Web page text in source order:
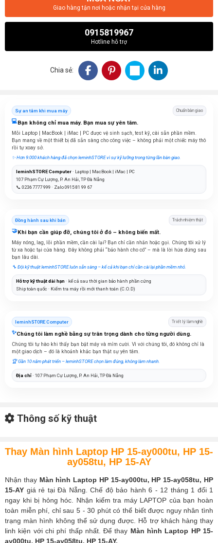
Giao hàng tận nơi hoặc nhận tại cửa hàng
0915819967
Hotline hỗ trợ
Chia sẻ:
Sự an tâm khi mua máy Chuẩn bàn giao
💻Bạn không chỉ mua máy. Bạn mua sự yên tâm.
Mỗi Laptop | MacBook | iMac | PC được vệ sinh sạch, test kỹ, cài sẵn phần mềm.
Bạn mang về một thiết bị đã sẵn sàng cho công việc – không phải một chiếc máy thô
rồi tự xoay sở.
✨ Hơn 9.000 khách hàng đã chọn leminhSTORE vì sự kỹ lưỡng trong từng lần bàn giao.
leminhSTORE Computer· Laptop | MacBook | iMac | PC
107 Phạm Cự Lượng, P. An Hải, TP Đà Nẵng
📞 0236 7777 999 · Zalo 0915 81 99 67
Đồng hành sau khi bán Trách nhiệm thật
🤝Khi bạn cần giúp đỡ, chúng tôi ở đó – không biến mất.
Máy nóng, lag, lỗi phần mềm, cần cài lại? Bạn chỉ cần nhắn hoặc gọi. Chúng tôi xử lý
từ xa hoặc tại cửa hàng. Đây không phải “bảo hành cho có” – mà là lời hứa đứng sau
bạn lâu dài.
🔧 Đội kỹ thuật leminhSTORE luôn sẵn sàng – kể cả khi bạn chỉ cần cài lại phần mềm nhỏ.
Hỗ trợ kỹ thuật dài hạn · kể cả sau thời gian bảo hành phần cứng
Ship toàn quốc · Kiểm tra máy rồi mới thanh toán (C.O.D)
leminhSTORE Computer Triết lý làm nghề
✨Chúng tôi làm nghề bằng sự trân trọng dành cho từng người dùng.
Chúng tôi tự hào khi thấy bạn bật máy và mỉm cười. Vì với chúng tôi, đó không chỉ là
một giao dịch – đó là khoảnh khắc bạn thật sự yên tâm.
🏆 Gần 10 năm phát triển – leminhSTORE chọn làm đúng, không làm nhanh.
Địa chỉ· 107 Phạm Cự Lượng, P. An Hải, TP Đà Nẵng
Thay Màn hình Laptop HP 15-ay000tu, HP 15-
ay058tu, HP 15-AY
Nhận thay Màn hình Laptop HP 15-ay000tu, HP 15-ay058tu, HP
15-AY giá rẻ tại Đà Nẵng. Chế độ bảo hành 6 - 12 tháng 1 đổi 1
ngay khi bị hỏng hóc. Nhận kiểm tra máy LAPTOP của bạn hoàn
toàn miễn phí, chỉ sau 5 - 30 phút có thể biết được nguy nhân tình
trạng màn hình không thể sử dụng được. Hỗ trợ khách hàng thay
linh kiện với chi phí thấp nhất. Để thay Màn hình Laptop HP 15-
ay000tu, HP 15-ay058tu, HP 15-AY.
Thông số kỹ thuật